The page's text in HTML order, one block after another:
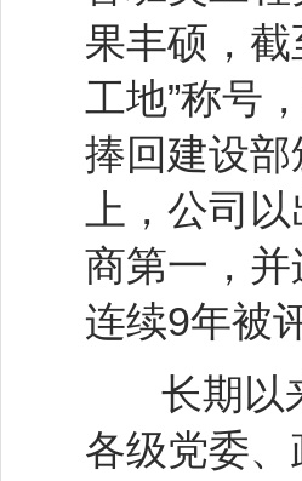
果丰硕，
工地”称号
捧回建设部
上，公司
商第一，并
连续9年被
长期以来
各级党委